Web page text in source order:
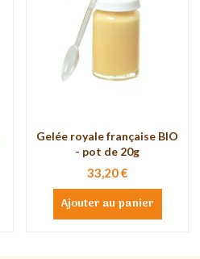
Gelée royale française BIO
- pot de 20g
33,20 €
Ajouter au panier